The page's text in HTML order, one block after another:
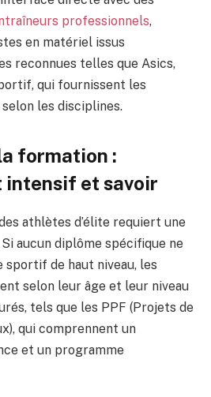
professionnels,
en matériel issus
reconnues telles que Asics,
qui fournissent les
les disciplines.
formation :
intensif et savoir
athlètes d’élite requiert une
aucun diplôme spécifique ne
de haut niveau, les
selon leur âge et leur niveau
tels que les PPF (Projets de
qui comprennent un
et un programme